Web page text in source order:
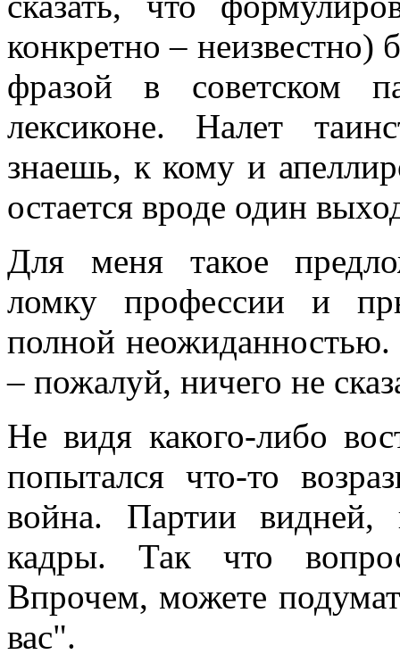
конкретно – неизвестно)
фразой в советском
лексиконе. Налет
знаешь, к кому и
остается вроде один
Для меня такое
ломку профессии и
полной
– пожалуй, ничего не
Не видя какого-либо
попытался что-то
война. Партии видней,
кадры. Так что
Впрочем, можете
вас".